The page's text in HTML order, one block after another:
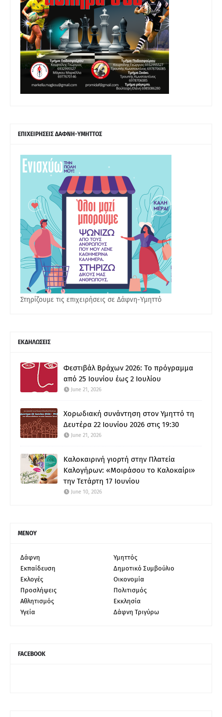
ΕΠΙΧΕΙΡΗΣΕΙΣ ΔΑΦΝΗ-ΥΜΗΤΤΟΣ
Στηρίζουμε τις επιχειρήσεις σε Δάφνη-Υμηττό
ΕΚΔΗΛΩΣΕΙΣ
Φεστιβάλ Βράχων 2026: Το πρόγραμμα
από 25 Ιουνίου έως 2 Ιουλίου
June 21, 2026
Χορωδιακή συνάντηση στον Υμηττό τη
Δευτέρα 22 Ιουνίου 2026 στις 19:30
June 21, 2026
Καλοκαιρινή γιορτή στην Πλατεία
Καλογήρων: «Μοιράσου το Καλοκαίρι»
την Τετάρτη 17 Ιουνίου
June 10, 2026
ΜΕΝΟΥ
Δάφνη
Υμηττός
Εκπαίδευση
Δημοτικό Συμβούλιο
Εκλογές
Οικονομία
Προσλήψεις
Πολιτισμός
Αθλητισμός
Εκκλησία
Υγεία
Δάφνη Τριγύρω
FACEBOOK